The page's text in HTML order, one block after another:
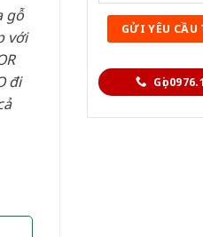
Gọi
gỗ
với
đi